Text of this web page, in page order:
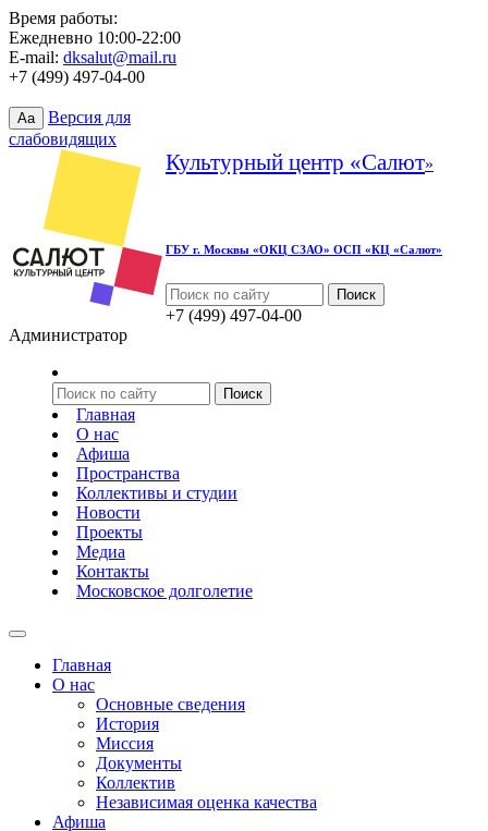
Время работы:
Ежедневно 10:00-22:00
E-mail: dksalut@mail.ru
+7 (499) 497-04-00
Aa
Версия для
слабовидящих
Культурный центр «Салют»
ГБУ г. Москвы «ОКЦ СЗАО» ОСП «КЦ «Салют»
+7 (499) 497-04-00
Администратор
Главная
О нас
Афиша
Пространства
Коллективы и студии
Новости
Проекты
Медиа
Контакты
Московское долголетие
Главная
О нас
Основные сведения
История
Миссия
Документы
Коллектив
Независимая оценка качества
Афиша